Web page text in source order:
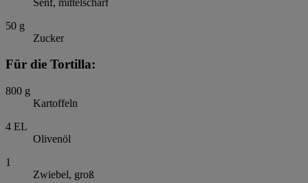
50 g
Zucker
Für die Tortilla:
800 g
Kartoffeln
4 EL
Olivenöl
1
Zwiebel, groß